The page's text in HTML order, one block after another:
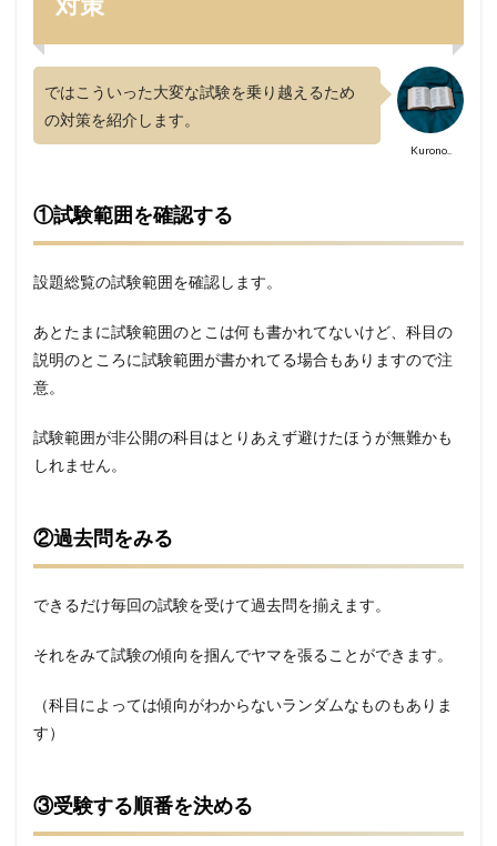
Kurono..
ではこういった大変な試験を乗り越えるため
の対策を紹介します。
①試験範囲を確認する
設題総覧の試験範囲を確認します。
あとたまに試験範囲のとこは何も書かれてないけど、科目の
説明のところに試験範囲が書かれてる場合もありますので注
意。
試験範囲が非公開の科目はとりあえず避けたほうが無難かも
しれません。
②過去問をみる
できるだけ毎回の試験を受けて過去問を揃えます。
それをみて試験の傾向を掴んでヤマを張ることができます。
（科目によっては傾向がわからないランダムなものもありま
す）
③受験する順番を決める